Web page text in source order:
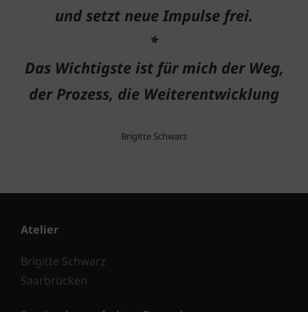
und setzt neue Impulse frei.
*
Das Wichtigste ist für mich der Weg,
der Prozess, die Weiterentwicklung
Brigitte Schwarz
Atelier
Brigitte Schwarz
Saarbrücken